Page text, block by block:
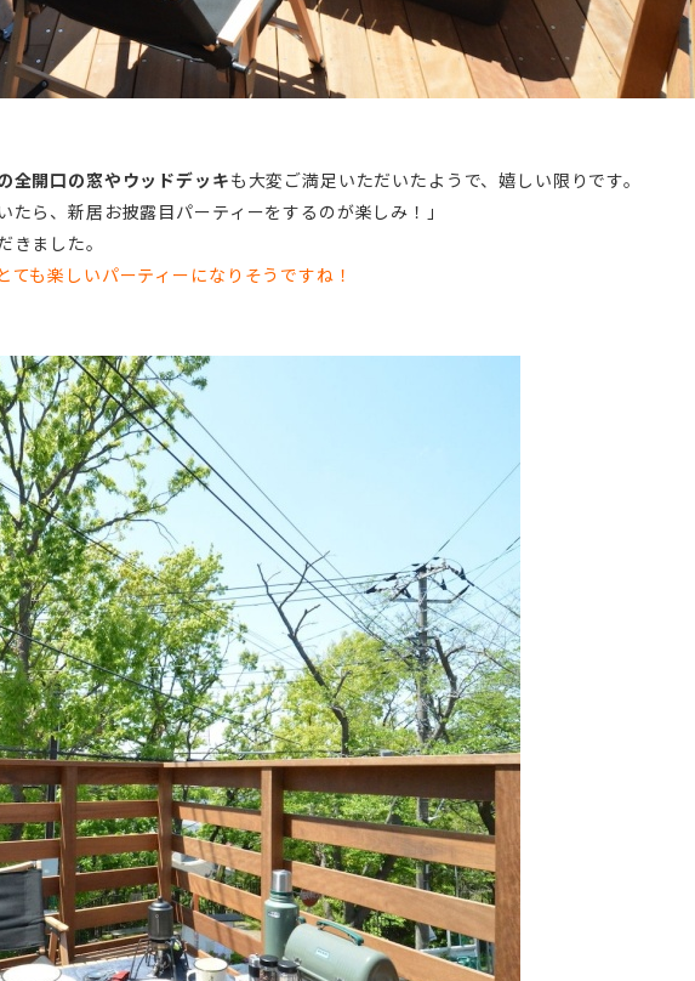
全開口の窓やウッドデッキも大変ご満足いただいたようで、嬉しい限りです。
たら、新居お披露目パーティーをするのが楽しみ！」
ました。
ても楽しいパーティーになりそうですね！